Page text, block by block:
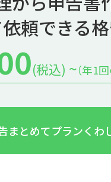
頼できる
(税込) ~
（年1回
まとめてプランくわ